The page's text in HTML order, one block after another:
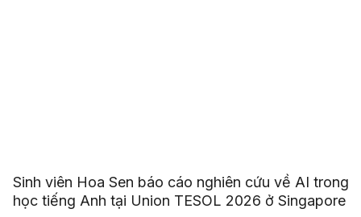
Sinh viên Hoa Sen báo cáo nghiên cứu về AI trong
học tiếng Anh tại Union TESOL 2026 ở Singapore